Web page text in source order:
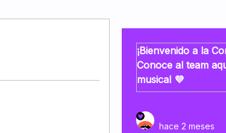
¡Bienvenido a la
Conoce al team
musical 💜
hace 2 meses